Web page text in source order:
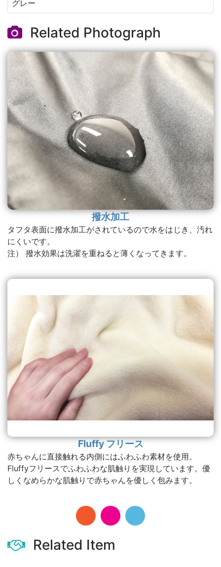
グレー
Related Photograph
撥水加工
タフタ表面に撥水加工がされているので水をはじき、汚れ
にくいです。
注） 撥水効果は洗濯を重ねると薄くなってきます。
Fluffy フリース
赤ちゃんに直接触れる内側にはふわふわ素材を使用。
Fluffyフリースでふわふわな肌触りを実現しています。優
しくなめらかな肌触りで赤ちゃんを優しく包みます。
Related Item